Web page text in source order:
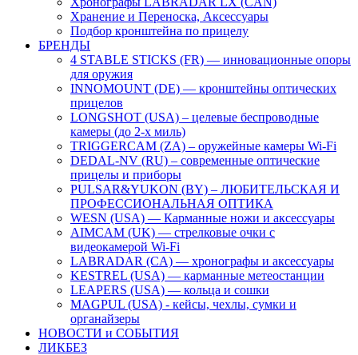
Хранение и Переноска, Аксессуары
Подбор кронштейна по прицелу
БРЕНДЫ
4 STABLE STICKS (FR) — инновационные опоры
для оружия
INNOMOUNT (DE) — кронштейны оптических
прицелов
LONGSHOT (USA) – целевые беспроводные
камеры (до 2-х миль)
TRIGGERCAM (ZA) – оружейные камеры Wi-Fi
DEDAL-NV (RU) – современные оптические
прицелы и приборы
PULSAR&YUKON (BY) – ЛЮБИТЕЛЬСКАЯ И
ПРОФЕССИОНАЛЬНАЯ ОПТИКА
WESN (USA) — Карманные ножи и аксессуары
AIMCAM (UK) — стрелковые очки с
видеокамерой Wi-Fi
LABRADAR (CA) — хронографы и аксессуары
KESTREL (USA) — карманные метеостанции
LEAPERS (USA) — кольца и сошки
MAGPUL (USA) - кейсы, чехлы, сумки и
органайзеры
НОВОСТИ и СОБЫТИЯ
ЛИКБЕЗ